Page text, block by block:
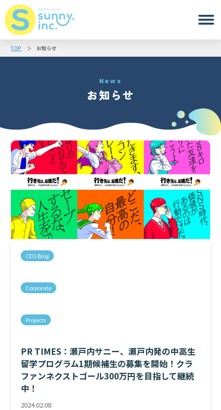
TOP お知らせ
News
お知らせ
CEO Blog
Corporate
Projects
PR TIMES：瀬戸内サニー、瀬戸内発の中高生
留学プログラム1期候補生の募集を開始！クラ
ファンネクストゴール300万円を目指して継続
中！
2024.02.08